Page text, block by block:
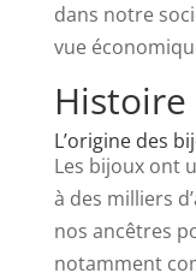
dans notre
vue
L’origine des
Les bijoux ont
à des milliers
nos ancêtres
notamment